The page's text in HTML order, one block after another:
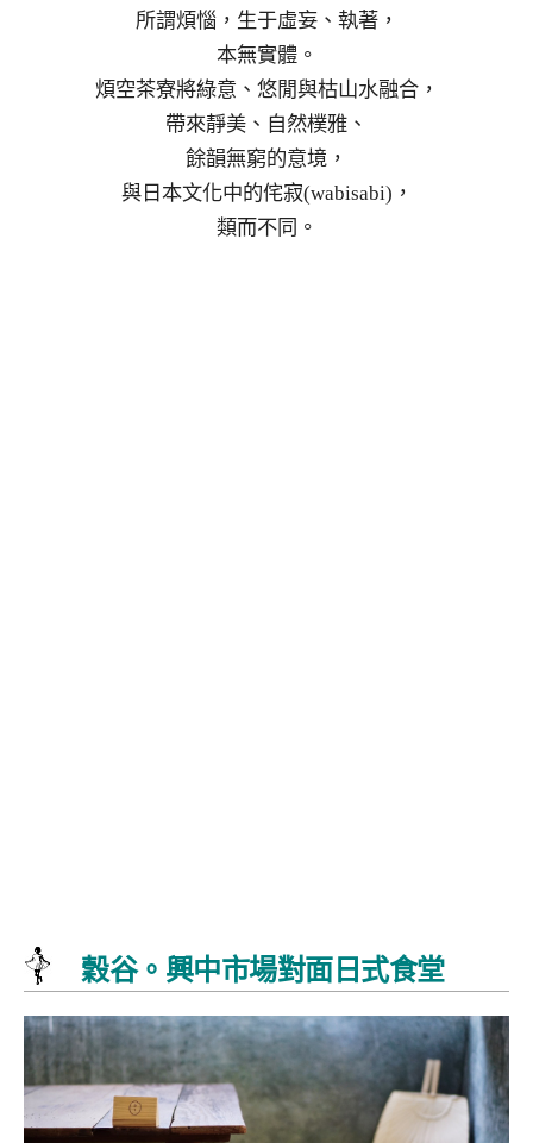
所謂煩惱，生于虛妄、執著，
本無實體。
煩空茶寮將綠意、悠閒與枯山水融合，
帶來靜美、自然樸雅、
餘韻無窮的意境，
與日本文化中的侘寂(wabisabi)，
類而不同。
穀谷。興中市場對面日式食堂